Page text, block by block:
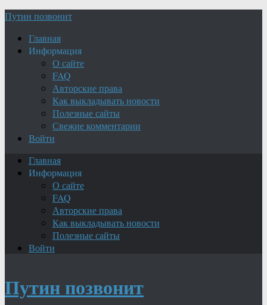
Путин позвонит
Главная
Информация
О сайте
FAQ
Авторские права
Как выкладывать новости
Полезные сайты
Свежие комментарии
Войти
Главная
Информация
О сайте
FAQ
Авторские права
Как выкладывать новости
Полезные сайты
Войти
Путин позвонит